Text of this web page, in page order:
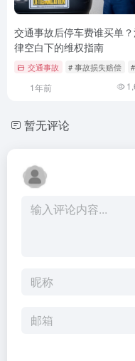
交通事故后停车费谁买单
律空白下的维权指南
交通事故 # 事故损失赔偿
1年前
暂无评论